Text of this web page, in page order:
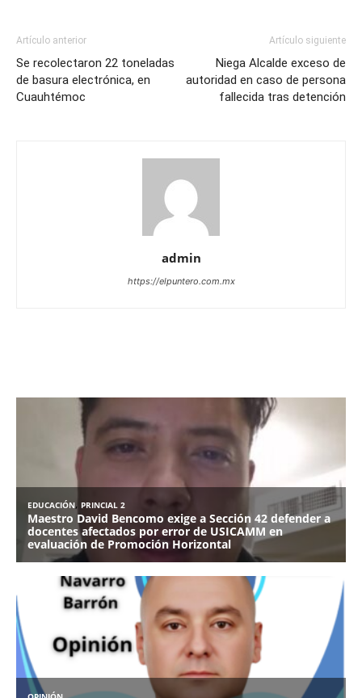
Artículo anterior
Se recolectaron 22 toneladas
de basura electrónica, en
Cuauhtémoc
Artículo siguiente
Niega Alcalde exceso de
autoridad en caso de persona
fallecida tras detención
admin
https://elpuntero.com.mx